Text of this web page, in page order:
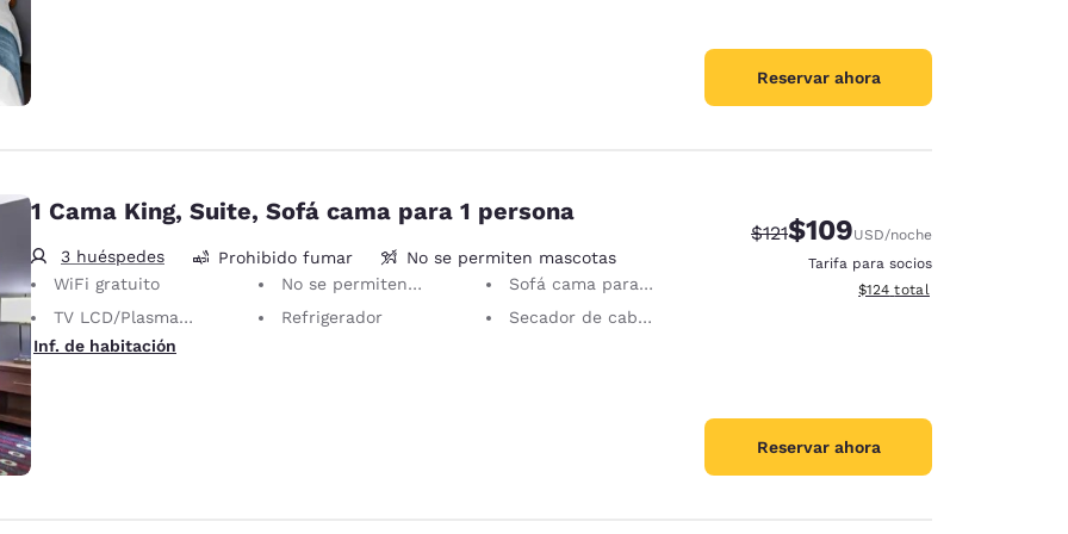
Reservar ahora
1 Cama King, Suite, Sofá cama para 1 persona
3 huéspedes Prohibido fumar
No se permiten mascotas
WiFi gratuito
No se permiten mascotas Solo se permiten animales de servicio, sin cargo.
Sofá cama para 1 persona
TV LCD/Plasma de 40 pulgadas
Refrigerador
Secador de cabello
Inf. de habitación
Precio tachado:
$121Precio con descuento:
$109USD/noche
Tarifa para socios
Ver detalles del total
$124 total
Reservar ahora